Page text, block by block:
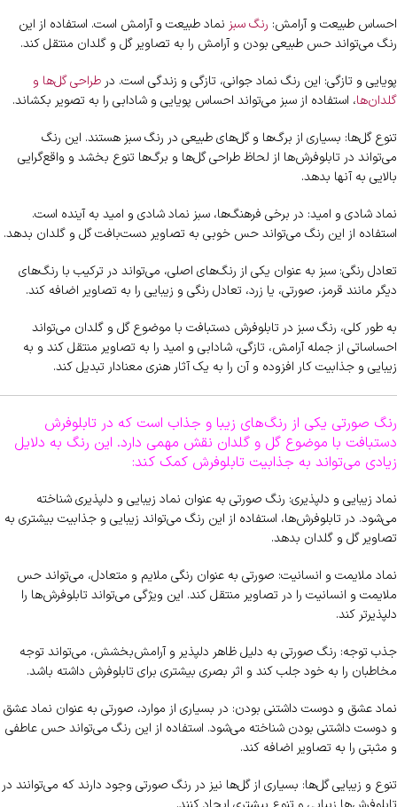
احساس طبیعت و آرامش: رنگ سبز نماد طبیعت و آرامش است. استفاده از این
رنگ می‌تواند حس طبیعی بودن و آرامش را به تصاویر گل و گلدان منتقل کند.
پویایی و تازگی: این رنگ نماد جوانی، تازگی و زندگی است. درطراحی گل‌ها و
گلدان‌ها، استفاده از سبز می‌تواند احساس پویایی و شادابی را به تصویر بکشاند.
تنوع گل‌ها: بسیاری از برگ‌ها و گل‌های طبیعی در رنگ سبز هستند. این رنگ
می‌تواند در تابلوفرش‌ها از لحاظ طراحی گل‌ها و برگ‌ها تنوع بخشد و واقع‌گرایی
بالایی به آنها بدهد.
نماد شادی و امید: در برخی فرهنگ‌ها، سبز نماد شادی و امید به آینده است.
استفاده از این رنگ می‌تواند حس خوبی به تصاویر دست‌بافت گل و گلدان بدهد.
تعادل رنگی: سبز به عنوان یکی از رنگ‌های اصلی، می‌تواند در ترکیب با رنگ‌های
دیگر مانند قرمز، صورتی، یا زرد، تعادل رنگی و زیبایی را به تصاویر اضافه کند.
به طور کلی، رنگ سبز در تابلوفرش دستبافت با موضوع گل و گلدان می‌تواند
احساساتی از جمله آرامش، تازگی، شادابی و امید را به تصاویر منتقل کند و به
زیبایی و جذابیت کار افزوده و آن را به یک آثار هنری معنادار تبدیل کند.
رنگ صورتی یکی از رنگ‌های زیبا و جذاب است که در تابلوفرش
دستبافت با موضوع گل و گلدان نقش مهمی دارد. این رنگ به دلایل
زیادی می‌تواند به جذابیت تابلوفرش کمک کند:
نماد زیبایی و دلپذیری: رنگ صورتی به عنوان نماد زیبایی و دلپذیری شناخته
می‌شود. در تابلوفرش‌ها، استفاده از این رنگ می‌تواند زیبایی و جذابیت بیشتری به
تصاویر گل و گلدان بدهد.
نماد ملایمت و انسانیت: صورتی به عنوان رنگی ملایم و متعادل، می‌تواند حس
ملایمت و انسانیت را در تصاویر منتقل کند. این ویژگی می‌تواند تابلوفرش‌ها را
دلپذیرتر کند.
جذب توجه: رنگ صورتی به دلیل ظاهر دلپذیر و آرامش‌بخشش، می‌تواند توجه
مخاطبان را به خود جلب کند و اثر بصری بیشتری برای تابلوفرش داشته باشد.
نماد عشق و دوست داشتنی بودن: در بسیاری از موارد، صورتی به عنوان نماد عشق
و دوست داشتنی بودن شناخته می‌شود. استفاده از این رنگ می‌تواند حس عاطفی
و مثبتی را به تصاویر اضافه کند.
تنوع و زیبایی گل‌ها: بسیاری از گل‌ها نیز در رنگ صورتی وجود دارند که می‌توانند در